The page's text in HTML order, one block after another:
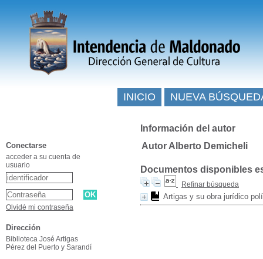
Información del autor
Autor Alberto Demicheli
Documentos disponibles
Refinar búsqueda
Artigas y su obra jurídico
INICIO NUEVA
Conectarse
acceder a su cuenta de
usuario
Olvidé mi contraseña
Dirección
Biblioteca José Artigas
Pérez del Puerto y Sarandí